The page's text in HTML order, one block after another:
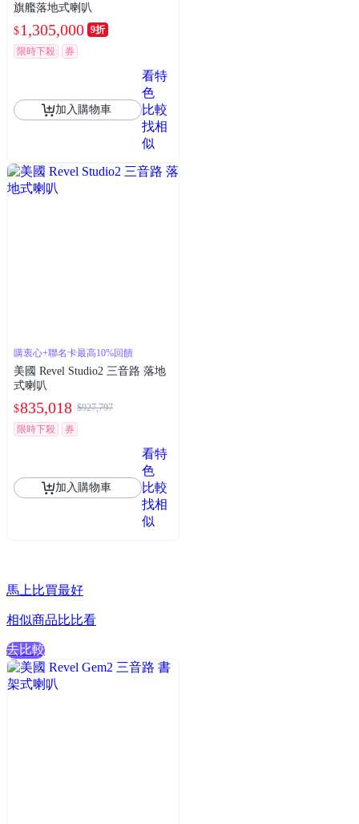
旗艦落地式喇叭
$1,305,000 9折
限時下殺
券
加入購物車
看特
色
比較
找相
似
購衷心+聯名卡最高10%回饋
美國 Revel Studio2 三音路 落地
式喇叭
$835,018 $927,797
限時下殺
券
加入購物車
看特
色
比較
找相
似
馬上比買最好
相似商品比比看
去比較